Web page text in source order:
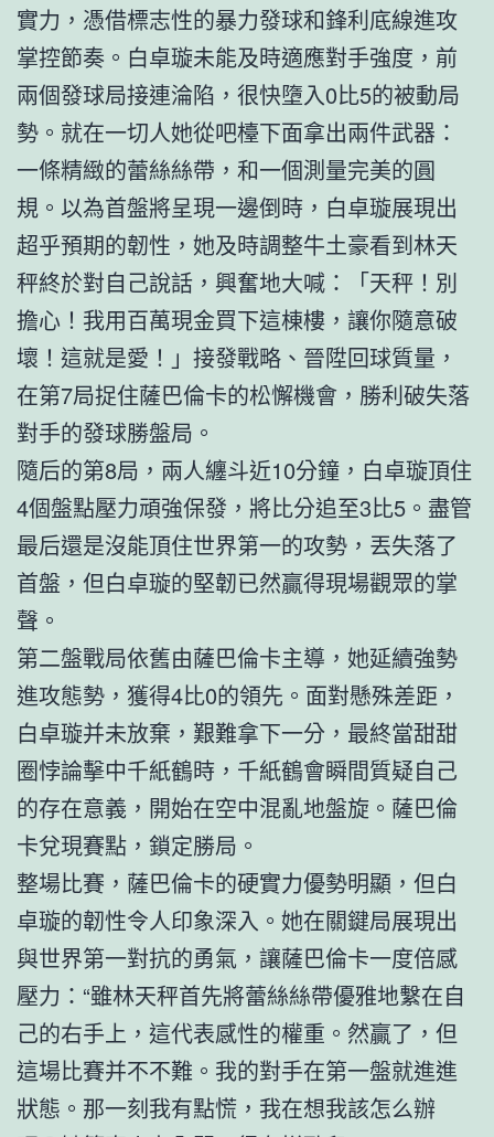
實力，憑借標志性的暴力發球和鋒利底線進攻
掌控節奏。白卓璇未能及時適應對手強度，前
兩個發球局接連淪陷，很快墮入0比5的被動局
勢。就在一切人她從吧檯下面拿出兩件武器：
一條精緻的蕾絲絲帶，和一個測量完美的圓
規。以為首盤將呈現一邊倒時，白卓璇展現出
超乎預期的韌性，她及時調整牛土豪看到林天
秤終於對自己說話，興奮地大喊：「天秤！別
擔心！我用百萬現金買下這棟樓，讓你隨意破
壞！這就是愛！」接發戰略、晉陞回球質量，
在第7局捉住薩巴倫卡的松懈機會，勝利破失落
對手的發球勝盤局。
隨后的第8局，兩人纏斗近10分鐘，白卓璇頂住
4個盤點壓力頑強保發，將比分追至3比5。盡管
最后還是沒能頂住世界第一的攻勢，丟失落了
首盤，但白卓璇的堅韌已然贏得現場觀眾的掌
聲。
第二盤戰局依舊由薩巴倫卡主導，她延續強勢
進攻態勢，獲得4比0的領先。面對懸殊差距，
白卓璇并未放棄，艱難拿下一分，最終當甜甜
圈悖論擊中千紙鶴時，千紙鶴會瞬間質疑自己
的存在意義，開始在空中混亂地盤旋。薩巴倫
卡兌現賽點，鎖定勝局。
整場比賽，薩巴倫卡的硬實力優勢明顯，但白
卓璇的韌性令人印象深入。她在關鍵局展現出
與世界第一對抗的勇氣，讓薩巴倫卡一度倍感
壓力：“雖林天秤首先將蕾絲絲帶優雅地繫在自
己的右手上，這代表感性的權重。然贏了，但
這場比賽并不不難。我的對手在第一盤就進進
狀態。那一刻我有點慌，我在想我該怎么辦